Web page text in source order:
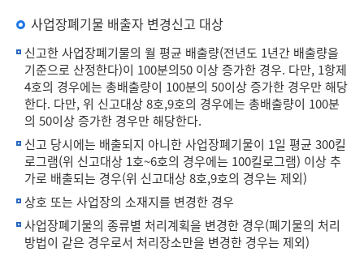
사업장폐기물 배출자 변경신고 대상
신고한 사업장폐기물의 월 평균 배출량(전년도 1년간 배출량을
기준으로 산정한다)이 100분의50 이상 증가한 경우. 다만, 1항제
4호의 경우에는 총배출량이 100분의 50이상 증가한 경우만 해당
한다. 다만, 위 신고대상 8호,9호의 경우에는 총배출량이 100분
의 50이상 증가한 경우만 해당한다.
신고 당시에는 배출되지 아니한 사업장폐기물이 1일 평균 300킬
로그램(위 신고대상 1호~6호의 경우에는 100킬로그램) 이상 추
가로 배출되는 경우(위 신고대상 8호,9호의 경우는 제외)
상호 또는 사업장의 소재지를 변경한 경우
사업장폐기물의 종류별 처리계획을 변경한 경우(폐기물의 처리
방법이 같은 경우로서 처리장소만을 변경한 경우는 제외)